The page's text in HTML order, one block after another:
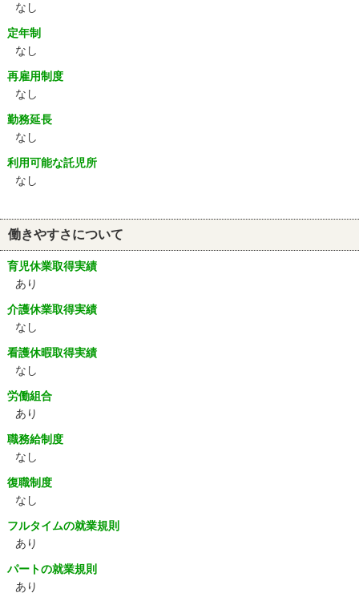
なし
定年制
なし
再雇用制度
なし
勤務延長
なし
利用可能な託児所
なし
働きやすさについて
育児休業取得実績
あり
介護休業取得実績
なし
看護休暇取得実績
なし
労働組合
あり
職務給制度
なし
復職制度
なし
フルタイムの就業規則
あり
パートの就業規則
あり